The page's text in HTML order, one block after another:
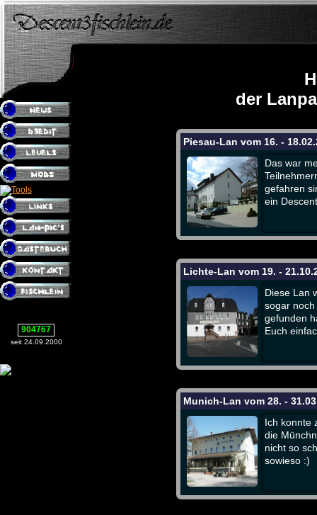
904767
seit 24.09.2000
der
Piesau-Lan vom 16. -
Das war
gefahren
ein
Lichte-Lan vom 19. -
Diese Lan
sogar
gefunden
Euch
Munich-Lan vom 28. -
Ich konnte
die
nicht so
sowieso :)